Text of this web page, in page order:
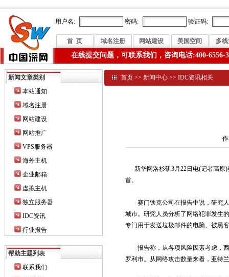
用户名: 密码: 验证码:
首 页 域名注册 网站建设 美国空间 多
在线提交问题，可联系我们，咨询电话:400-6556-
新闻文章类别
本站通知
域名注册
网站建设
网站推广
VPS服务器
海外主机
企业邮箱
虚拟主机
独立服务器
IDC资讯
行业报告
帮助主题列表
联系我们
首页 >>新闻中心 >>IDC资讯相关
新华网洛杉矶3月22日电(记者高原)
首。
赛门铁克公司在报告中说，研究人
城市。研究人员分析了网络犯罪发生
专门用于发送垃圾邮件的电脑、被黑
报告称，从各项风险因素考虑，西
罗利市。从网络攻击数量来看，亚特